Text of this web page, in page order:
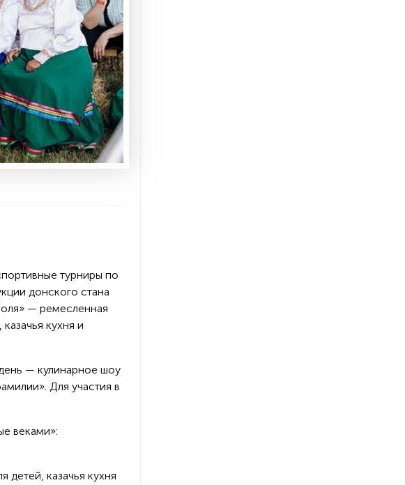
турниры по
донского стана
— ремесленная
кухня и
— кулинарное шоу
Для участия в
веками»:
детей, казачья кухня